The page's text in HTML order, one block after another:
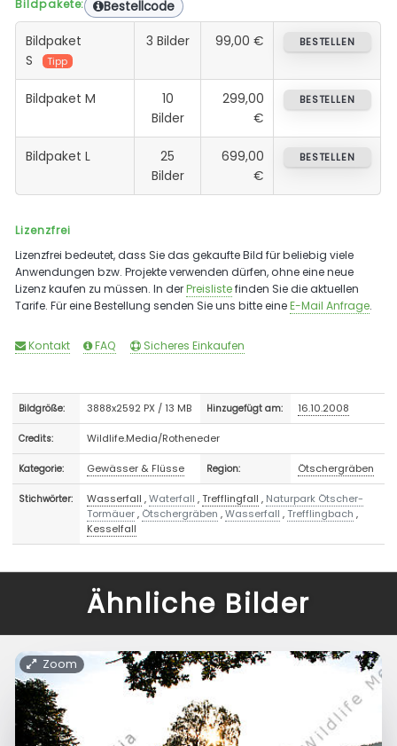
Bildpakete: Bestellcode
Bildpaket
S
Tipp
3 Bilder 99,00 € BESTELLEN
Bildpaket M
10
Bilder
299,00
€
BESTELLEN
Bildpaket L
25
Bilder
699,00
€
BESTELLEN
Lizenzfrei
Lizenzfrei bedeutet, dass Sie das gekaufte Bild für beliebig viele
Anwendungen bzw. Projekte verwenden dürfen, ohne eine neue
Lizenz kaufen zu müssen. In derPreislistefinden Sie die aktuellen
Tarife. Für eine Bestellung senden Sie uns bitte eineE-Mail Anfrage.
Kontakt FAQ Sicheres Einkaufen
Bildgröße: 3888x2592 PX / 13 MB Hinzugefügt am: 16.10.2008
Credits: Wildlife.Media/Rotheneder
Kategorie: Gewässer & Flüsse Region: Ötschergräben
Stichwörter: Wasserfall ,Waterfall ,Trefflingfall , Naturpark Ötscher-
Tormäuer, Ötschergräben ,Wasserfall ,Trefflingbach ,
Kesselfall
Ähnliche Bilder
Zoom